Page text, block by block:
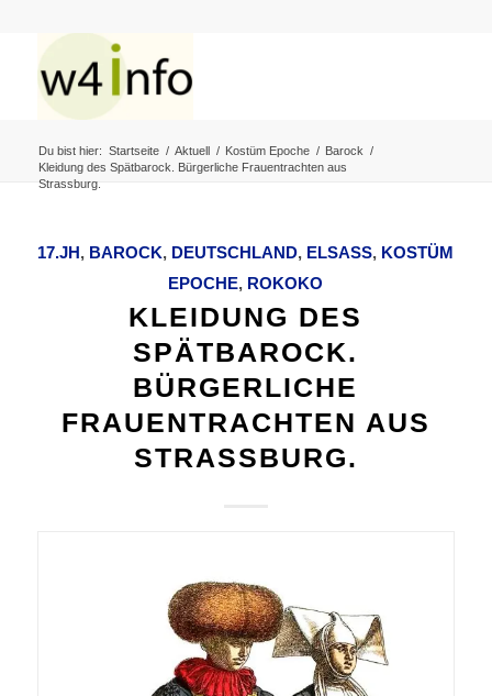
Du bist hier: Startseite / Aktuell / Kostüm Epoche / Barock /
Kleidung des Spätbarock. Bürgerliche Frauentrachten aus
Strassburg.
17.JH, BAROCK, DEUTSCHLAND, ELSASS, KOSTÜM
EPOCHE, ROKOKO
KLEIDUNG DES
SPÄTBAROCK.
BÜRGERLICHE
FRAUENTRACHTEN AUS
STRASSBURG.